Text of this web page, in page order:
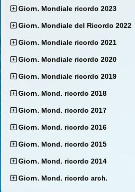
Giorn. Mondiale ricordo 2023
Giorn. Mondiale del Ricordo 2022
Giorn. Mondiale ricordo 2021
Giorn. Mondiale ricordo 2020
Giorn. Mondiale ricordo 2019
Giorn. Mond. ricordo 2018
Giorn. Mond. ricordo 2017
Giorn. Mond. ricordo 2016
Giorn. Mond. ricordo 2015
Giorn. Mond. ricordo 2014
Giorn. Mond. ricordo arch.